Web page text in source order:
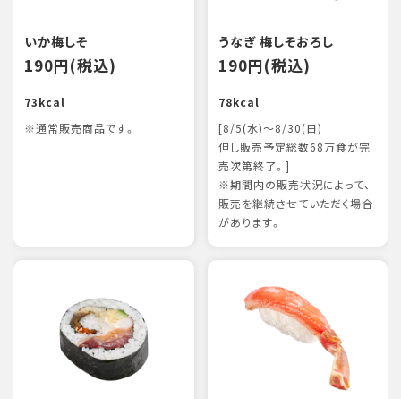
いか梅しそ
190円(税込)
73kcal
※通常販売商品です。
うなぎ 梅しそおろし
190円(税込)
78kcal
[8/5(水)～8/30(日)
但し販売予定総数68万食が完
売次第終了。]
※期間内の販売状況によって、
販売を継続させていただく場合
があります。